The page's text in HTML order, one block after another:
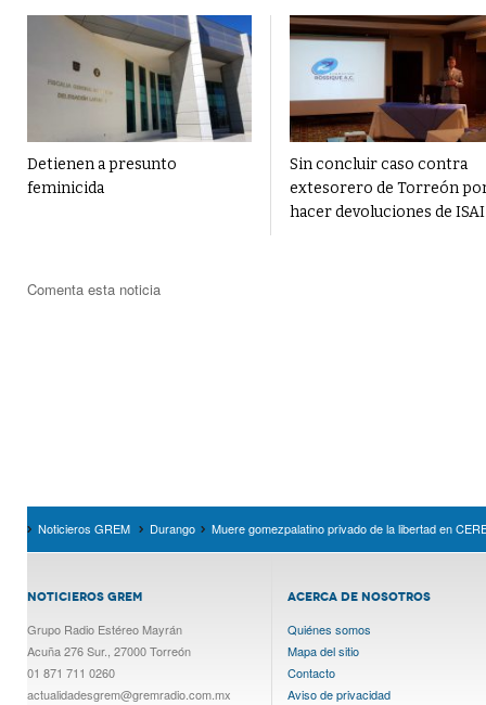
Detienen a presunto
feminicida
Sin concluir caso contra
extesorero de Torreón
hacer devoluciones de ISAI
Comenta esta noticia
Noticieros GREM Durango Muere gomezpalatino privado de la libertad en
NOTICIEROS GREM
Grupo Radio Estéreo Mayrán
Acuña 276 Sur., 27000 Torreón
01 871 711 0260
actualidadesgrem@gremradio.com.mx
ACERCA DE NOSOTROS
Quiénes somos
Mapa del sitio
Contacto
Aviso de privacidad